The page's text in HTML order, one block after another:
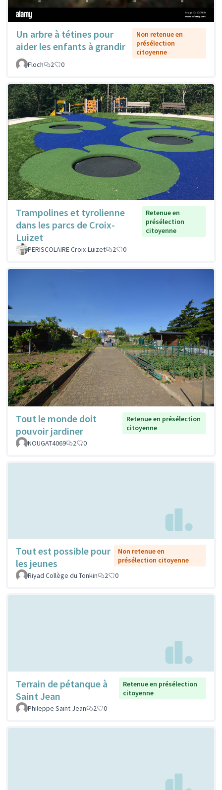
Un arbre à tétines pour
aider les enfants à grandir
Non retenue en
présélection
citoyenne
Floch
2 0
Trampolines et tyrolienne
dans les parcs de Croix-
Luizet
Retenue en
présélection
citoyenne
PERISCOLAIRE Croix-Luizet 2 0
Tout le monde doit
pouvoir jardiner
Retenue en présélection
citoyenne
NOUGAT4069
2 0
Tout est possible pour
les jeunes
Non retenue en
présélection citoyenne
Riyad Collège du Tonkin
2 0
Terrain de pétanque à
Saint Jean
Retenue en présélection
citoyenne
Phileppe Saint Jean
2 0